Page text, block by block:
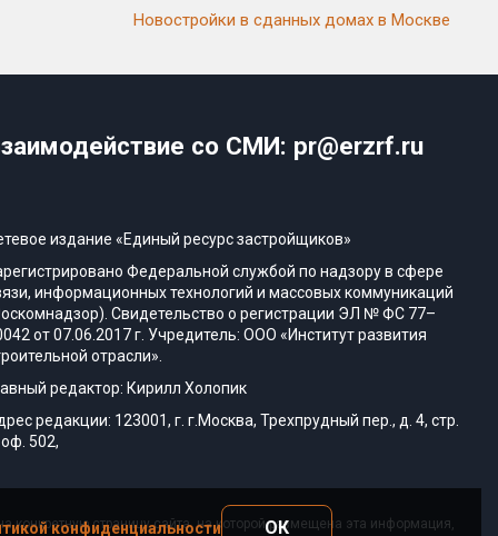
Новостройки в сданных домах в Москве
со СМИ: pr@erzrf.ru
издание «Единый ресурс застройщиков»
Федеральной службой по надзору в сфере
информационных технологий и массовых коммуникаций
Свидетельство о регистрации ЭЛ № ФС 77–
от 07.06.2017 г. Учредитель: ООО «Институт развития
отрасли».
редактор: Кирилл Холопик
редакции: 123001, г. г.Москва, Трехпрудный пер., д. 4, стр.
оф. 502,
страницу сайта, на которой размещена эта информация,
конфиденциальности ОК